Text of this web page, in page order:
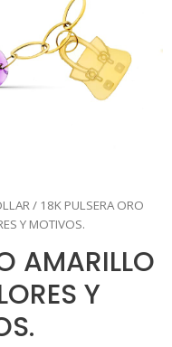
/ 18K PULSERA ORO
Y MOTIVOS.
AMARILLO
Y